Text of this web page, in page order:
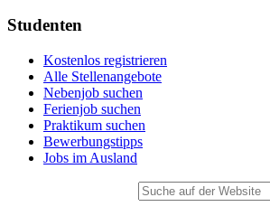
Studenten
Kostenlos registrieren
Alle Stellenangebote
Nebenjob suchen
Ferienjob suchen
Praktikum suchen
Bewerbungstipps
Jobs im Ausland